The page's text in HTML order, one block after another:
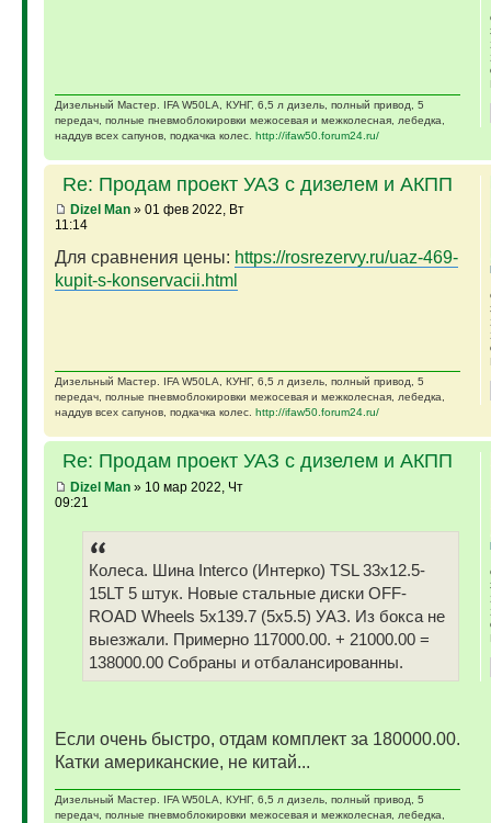
Дизельный Мастер. IFA W50LA, КУНГ, 6,5 л дизель, полный привод, 5
передач, полные пневмоблокировки межосевая и межколесная, лебедка,
наддув всех сапунов, подкачка колес. http://ifaw50.forum24.ru/
Re: Продам проект УАЗ с дизелем и АКПП
Dizel Man» 01 фев 2022, Вт
11:14
Для сравнения цены: https://rosrezervy.ru/uaz-469-
kupit-s-konservacii.html
Дизельный Мастер. IFA W50LA, КУНГ, 6,5 л дизель, полный привод, 5
передач, полные пневмоблокировки межосевая и межколесная, лебедка,
наддув всех сапунов, подкачка колес. http://ifaw50.forum24.ru/
Re: Продам проект УАЗ с дизелем и АКПП
Dizel Man» 10 мар 2022, Чт
09:21
Колеса. Шина Interco (Интерко) TSL 33x12.5-
15LT 5 штук. Новые стальные диски OFF-
ROAD Wheels 5x139.7 (5x5.5) УАЗ. Из бокса не
выезжали. Примерно 117000.00. + 21000.00 =
138000.00 Собраны и отбалансированны.
Если очень быстро, отдам комплект за 180000.00.
Катки американские, не китай...
Дизельный Мастер. IFA W50LA, КУНГ, 6,5 л дизель, полный привод, 5
передач, полные пневмоблокировки межосевая и межколесная, лебедка,